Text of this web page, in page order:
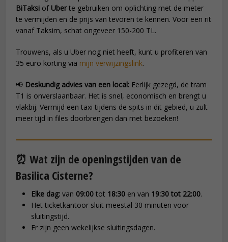
BiTaksi of Uberte gebruiken om oplichting met de meter
te vermijden en de prijs van tevoren te kennen. Voor een rit
vanaf Taksim, schat ongeveer 150-200 TL.
Trouwens, als u Uber nog niet heeft, kunt u profiteren van
35 euro korting via mijn verwijzingslink.
📢 Deskundig advies van een local: Eerlijk gezegd, de tram
T1 is onverslaanbaar. Het is snel, economisch en brengt u
vlakbij. Vermijd een taxi tijdens de spits in dit gebied, u zult
meer tijd in files doorbrengen dan met bezoeken!
⏰ Wat zijn de openingstijden van de
Basilica Cisterne?
Elke dag: van 09:00 tot 18:30 en van 19:30 tot 22:00.
Het ticketkantoor sluit meestal 30 minuten voor
sluitingstijd.
Er zijn geen wekelijkse sluitingsdagen.